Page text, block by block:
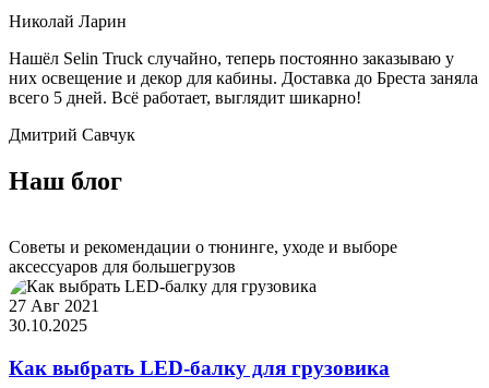
Николай Ларин
Нашёл Selin Truck случайно, теперь постоянно заказываю у
них освещение и декор для кабины. Доставка до Бреста заняла
всего 5 дней. Всё работает, выглядит шикарно!
Дмитрий Савчук
Наш блог
Советы и рекомендации о тюнинге, уходе и выборе
аксессуаров для большегрузов
27 Авг 2021
30.10.2025
Как выбрать LED-балку для грузовика